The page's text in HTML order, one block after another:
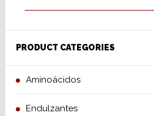
PRODUCT CATEGORIES
Aminoácidos
Endulzantes